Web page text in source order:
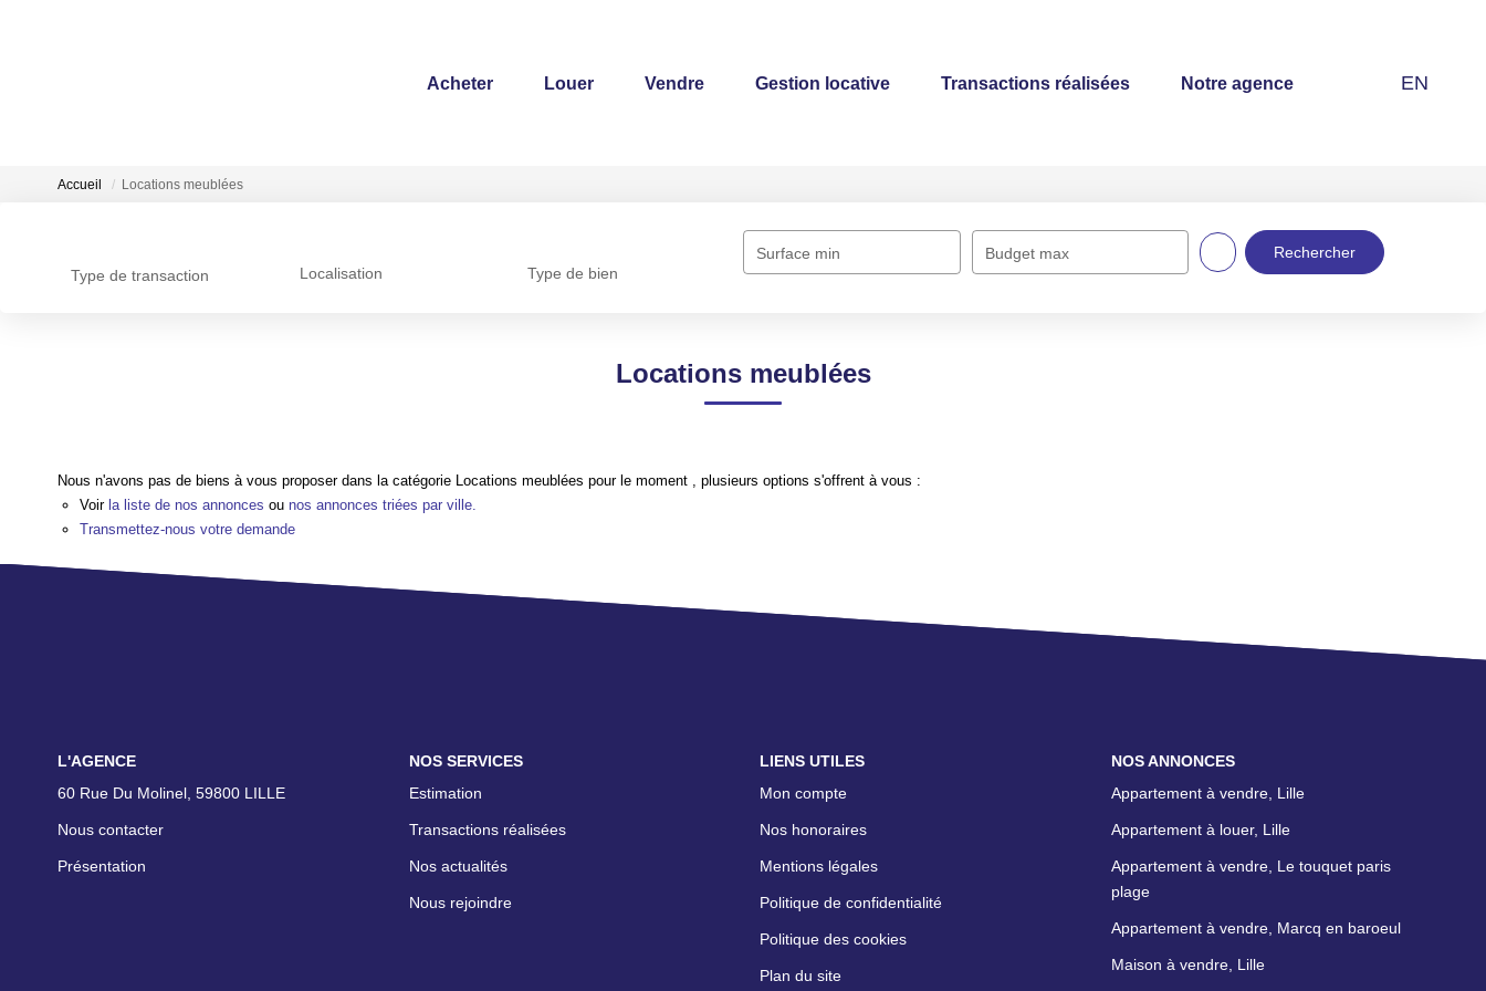
Acheter Louer Vendre Gestion locative Transactions réalisées Notre agence EN
Accueil Locations meublées
Type de transaction Localisation Type de bien
Surface min Budget max
Locations meublées
Nous n'avons pas de biens à vous proposer dans la catégorie Locations meublées pour le moment , plusieurs options s'offrent à vous :
Voir la liste de nos annonces ou nos annonces triées par ville.
Transmettez-nous votre demande
L'AGENCE
60 Rue Du Molinel, 59800 LILLE
Nous contacter
Présentation
NOS SERVICES
Estimation
Transactions réalisées
Nos actualités
Nous rejoindre
LIENS UTILES
Mon compte
Nos honoraires
Mentions légales
Politique de confidentialité
Politique des cookies
Plan du site
NOS ANNONCES
Appartement à vendre, Lille
Appartement à louer, Lille
Appartement à vendre, Le touquet paris
plage
Appartement à vendre, Marcq en baroeul
Maison à vendre, Lille